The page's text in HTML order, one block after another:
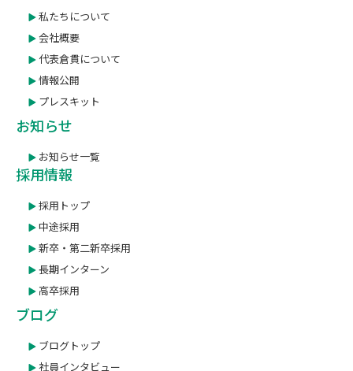
私たちについて
会社概要
代表倉貫について
情報公開
プレスキット
お知らせ
お知らせ一覧
採用情報
採用トップ
中途採用
新卒・第二新卒採用
長期インターン
高卒採用
ブログ
ブログトップ
社員インタビュー